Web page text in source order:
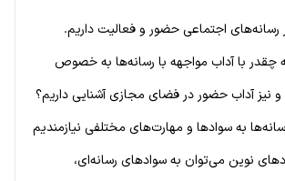
رسانه‌های اجتماعی حضور و فعالیت داریم.
با آداب مواجهه با رسانه‌ها به خصوص
نیز آداب حضور در فضای مجازی آشنایی داریم؟
به سوادها و مهارت‌های مختلفی نیازمندیم
نوین می‌توان به سوادهای رسانه‌ای،